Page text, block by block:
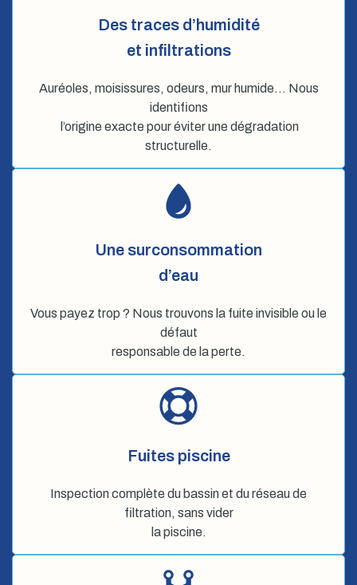
Des traces d’humidité
et infiltrations
Auréoles, moisissures, odeurs, mur humide… Nous
identifions
l’origine exacte pour éviter une dégradation
structurelle.
Une surconsommation
d’eau
Vous payez trop ? Nous trouvons la fuite invisible ou le
défaut
responsable de la perte.
Fuites piscine
Inspection complète du bassin et du réseau de
filtration, sans vider
la piscine.